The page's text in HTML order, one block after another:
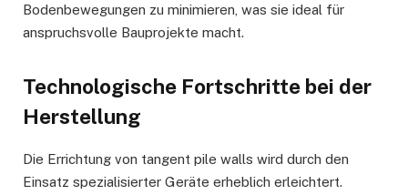
Bodenbewegungen zu minimieren, was sie ideal für
anspruchsvolle Bauprojekte macht.
Technologische Fortschritte bei der
Herstellung
Die Errichtung von tangent pile walls wird durch den
Einsatz spezialisierter Geräte erheblich erleichtert.